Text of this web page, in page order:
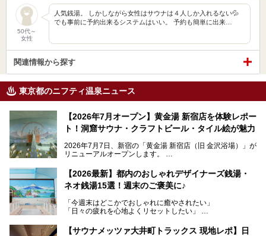
50代～
女性
人気銭湯。 しかしながら女性はサウナは４人しか入れるない💦
でも事前に予約出来るシステムはいい。 予約も簡単に出来…
関連情報から探す
東京都のニフティ温泉ニュース
【2026年7月オープン】黄金湯 新宿店を体験レポー
ト！洞窟サウナ・クラフトビール・タイル絵が魅力
2026年7月7日、新宿の「黄金湯 新宿店（旧 金沢浴場）」が
リニューアルオープンします。
レトロでノスタルジックなタイル絵はそのまま、昔からここ
を知る地元の人にも、新しく足を運んでくれる人にも愛され
る、今の時代の"銭湯"として生まれ変わりました。洞窟のよ
ビアバーなど、新しく登場したスポットも併せて紹介しま
す。充実した設備があるのに、基本の入浴料が銭湯価格の5
【2026最新】都内のおしゃれデザイナーズ銭湯・
ネオ銭湯15選！週末のご褒美に♪
「今週末はどこかでおしゃれに癒やされたい」
「日々の疲れを心地よくリセットしたい」
となっている新しいスタイルの銭湯です。
【サウナメッツァ大井町トラックス 現地レポ】日